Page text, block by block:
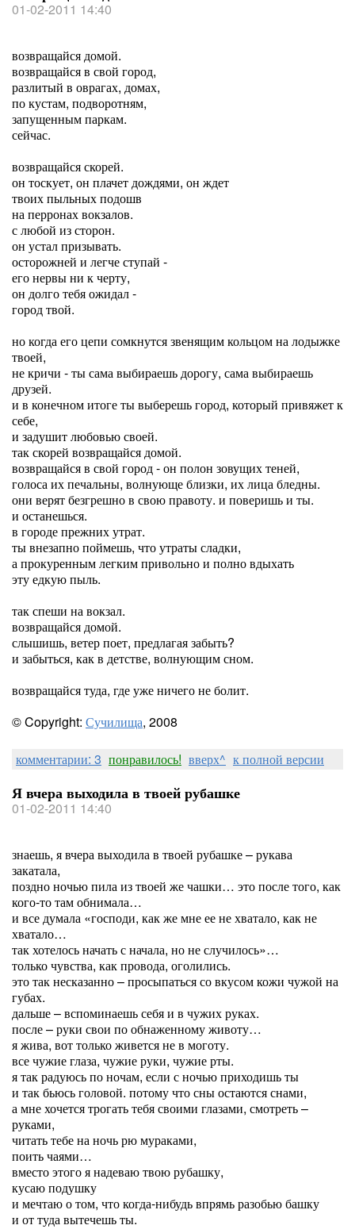
01-02-2011 14:40
возвращайся домой.
возвращайся в свой город,
разлитый в оврагах, домах,
по кустам, подворотням,
запущенным паркам.
сейчас.
возвращайся скорей.
он тоскует, он плачет дождями, он ждет
твоих пыльных подошв
на перронах вокзалов.
с любой из сторон.
он устал призывать.
осторожней и легче ступай -
его нервы ни к черту,
он долго тебя ожидал -
город твой.
но когда его цепи сомкнутся звенящим кольцом на лодыжке
твоей,
не кричи - ты сама выбираешь дорогу, сама выбираешь
друзей.
и в конечном итоге ты выберешь город, который привяжет к
себе,
и задушит любовью своей.
так скорей возвращайся домой.
возвращайся в свой город - он полон зовущих теней,
голоса их печальны, волнующе близки, их лица бледны.
они верят безгрешно в свою правоту. и поверишь и ты.
и останешься.
в городе прежних утрат.
ты внезапно поймешь, что утраты сладки,
а прокуренным легким привольно и полно вдыхать
эту едкую пыль.
так спеши на вокзал.
возвращайся домой.
слышишь, ветер поет, предлагая забыть?
и забыться, как в детстве, волнующим сном.
возвращайся туда, где уже ничего не болит.
© Copyright: Сучилища, 2008
комментарии: 3 понравилось! вверх^ к полной версии
Я вчера выходила в твоей рубашке
01-02-2011 14:40
знаешь, я вчера выходила в твоей рубашке – рукава
закатала,
поздно ночью пила из твоей же чашки… это после того, как
кого-то там обнимала…
и все думала «господи, как же мне ее не хватало, как не
хватало…
так хотелось начать с начала, но не случилось»…
только чувства, как провода, оголились.
это так несказанно – просыпаться со вкусом кожи чужой на
губах.
дальше – вспоминаешь себя и в чужих руках.
после – руки свои по обнаженному животу…
я жива, вот только живется не в моготу.
все чужие глаза, чужие руки, чужие рты.
я так радуюсь по ночам, если с ночью приходишь ты
и так бьюсь головой. потому что сны остаются снами,
а мне хочется трогать тебя своими глазами, смотреть –
руками,
читать тебе на ночь рю мураками,
поить чаями…
вместо этого я надеваю твою рубашку,
кусаю подушку
и мечтаю о том, что когда-нибудь впрямь разобью башку
и от туда вытечешь ты.